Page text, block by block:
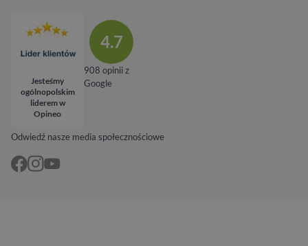
Odwiedź nasze media społecznościowe
Jesteśmy
ogólnopolskim
liderem w
Opineo
4.7
908 opinii z
Google